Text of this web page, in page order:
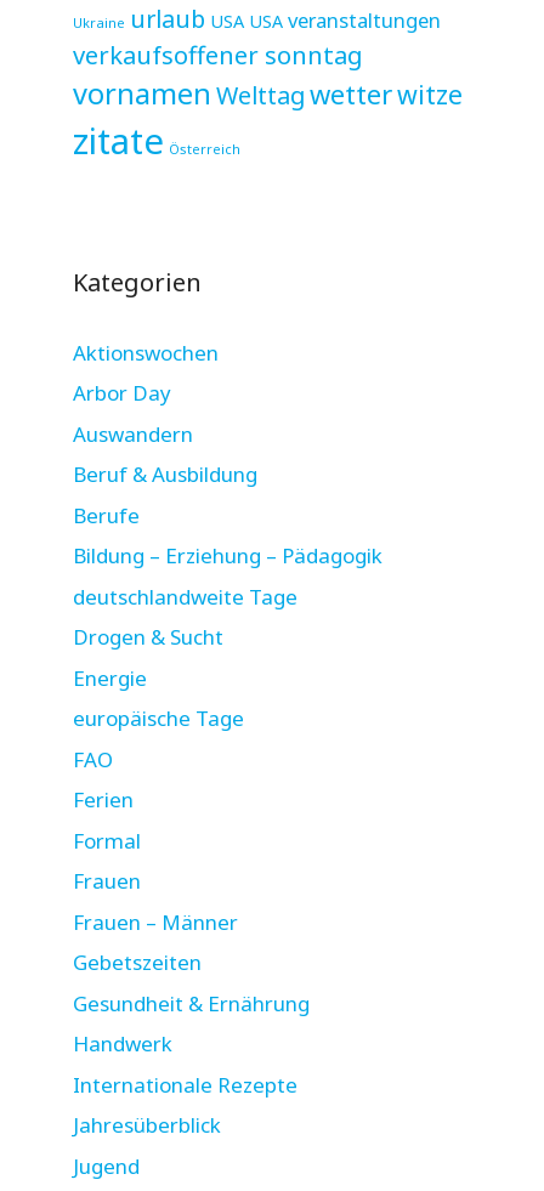
Ukraine urlaub USA USA veranstaltungen
verkaufsoffener sonntag
vornamen Welttagwetterwitze
zitate Österreich
Kategorien
Aktionswochen
Arbor Day
Auswandern
Beruf & Ausbildung
Berufe
Bildung – Erziehung – Pädagogik
deutschlandweite Tage
Drogen & Sucht
Energie
europäische Tage
FAO
Ferien
Formal
Frauen
Frauen – Männer
Gebetszeiten
Gesundheit & Ernährung
Handwerk
Internationale Rezepte
Jahresüberblick
Jugend